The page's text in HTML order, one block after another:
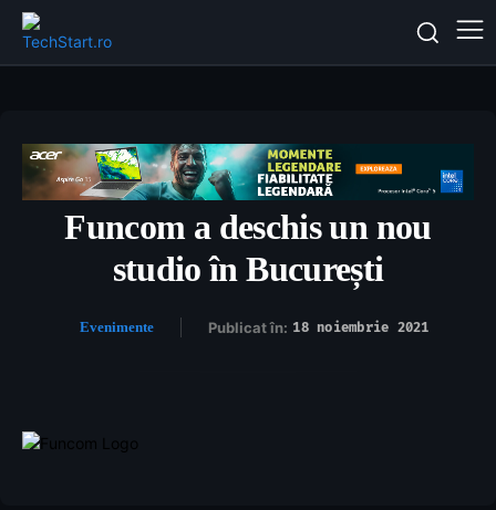
Funcom a deschis un nou
studio în București
Evenimente Publicat în: 18 noiembrie 2021